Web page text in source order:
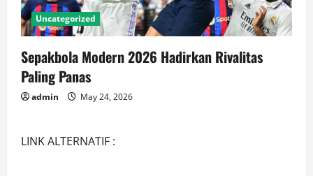
Uncategorized
Sepakbola Modern 2026 Hadirkan Rivalitas
Paling Panas
admin May 24, 2026
LINK ALTERNATIF :